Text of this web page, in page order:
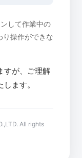
して作業中の
り操作ができな
すが、ご理解
ます。
All rights